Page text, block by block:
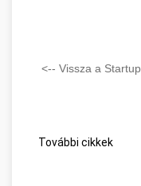
<-- Vissza a
További cikkek